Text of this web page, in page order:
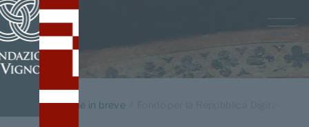
/ Notizie in breve